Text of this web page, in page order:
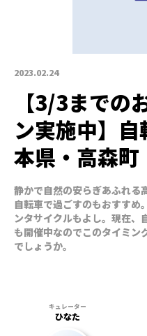
2023.02.24
【3/3までの
ン実施中】
本県・高森町
静かで自然の安らぎあふれる
自転車で過ごすのもおすすめ
ンタサイクルもよし。現在、
も開催中なのでこのタイミン
でしょうか。
ひなた